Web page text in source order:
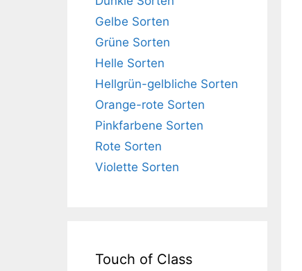
Gelbe Sorten
Grüne Sorten
Helle Sorten
Hellgrün-gelbliche Sorten
Orange-rote Sorten
Pinkfarbene Sorten
Rote Sorten
Violette Sorten
Touch of Class